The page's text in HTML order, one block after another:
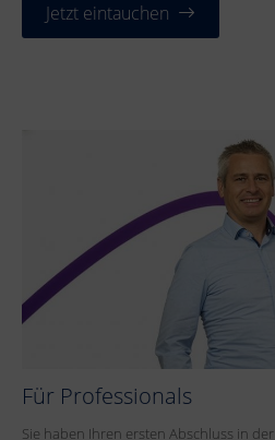
Jetzt eintauchen
Für Professionals
Sie haben Ihren ersten Abschluss in